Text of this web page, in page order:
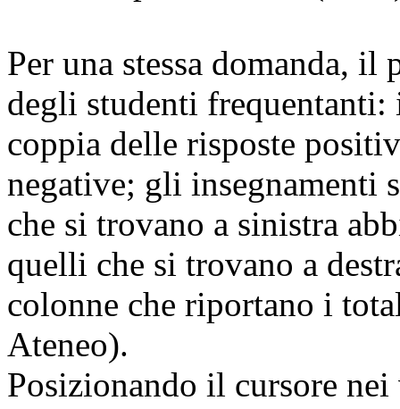
Per una stessa domanda,
degli studenti frequentanti:
coppia delle risposte
negative; gli insegnamenti
che si trovano a sinistra
quelli che si trovano a
colonne che riportano i
Ateneo).
Posizionando il cursore